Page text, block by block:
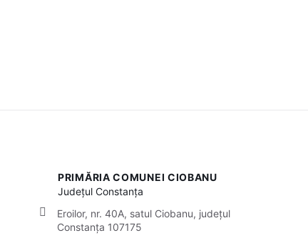
PRIMĂRIA COMUNEI CIOBANU
JudețulConstanța
Eroilor, nr. 40A, satul Ciobanu, județul
Constanța 107175